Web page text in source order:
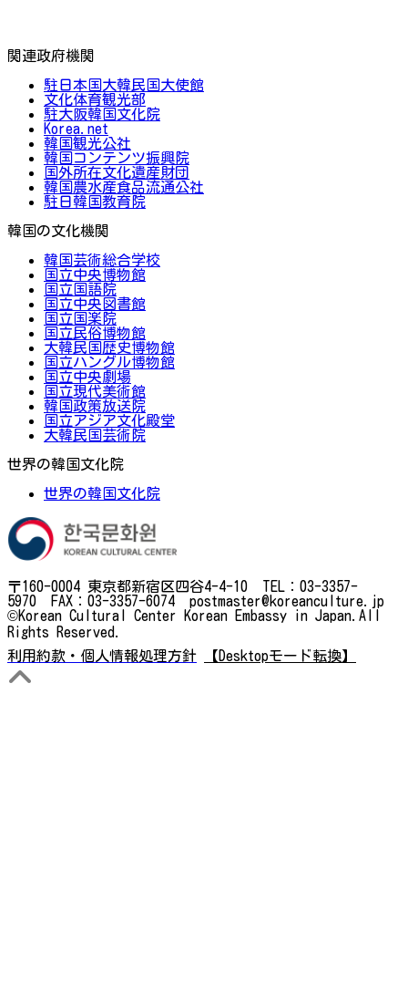
関連政府機関
駐日本国大韓民国大使館
文化体育観光部
駐大阪韓国文化院
Korea.net
韓国観光公社
韓国コンテンツ振興院
国外所在文化遺産財団
韓国農水産食品流通公社
駐日韓国教育院
韓国の文化機関
韓国芸術総合学校
国立中央博物館
国立国語院
国立中央図書館
国立国楽院
国立民俗博物館
大韓民国歴史博物館
国立ハングル博物館
国立中央劇場
国立現代美術館
韓国政策放送院
国立アジア文化殿堂
大韓民国芸術院
世界の韓国文化院
世界の韓国文化院
〒160-0004 東京都新宿区四谷4-4-10 TEL：03-3357-
5970 FAX：03-3357-6074 postmaster@koreanculture.jp
©Korean Cultural Center Korean Embassy in Japan.All
Rights Reserved.
利用約款・個人情報処理方針
【Desktopモード転換】